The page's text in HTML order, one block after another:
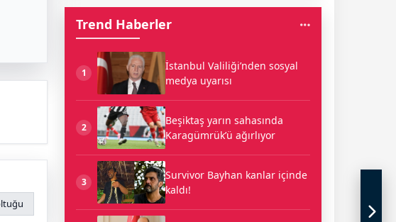
Trend Haberler
1
İstanbul Valiliği’nden sosyal
medya uyarısı
2
Beşiktaş yarın sahasında
Karagümrük’ü ağırlıyor
3
Survivor Bayhan kanlar içinde
kaldı!